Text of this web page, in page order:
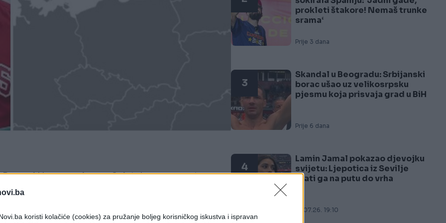
koristi kolačiće (cookies) za pružanje boljeg korisničkog iskustva i ispravan
i Hercegovine na Svjetskom prvenstvu,
Velez (Abigail Velez), koja je ranije rekla da ne
prokleti štakore! Nemaš trunke
srama‘
Prije 3 dana
3
Skandal u Beogradu: Srbijanski
borac ušao uz velikosrpsku
pjesmu koja prisvaja grad u BiH
Prije 6 dana
4
Lamin Jamal pokazao djevojku
svijetu: Ljepotica iz Sevilje
prati ga na putu do vrha
21.07.26. 19:10